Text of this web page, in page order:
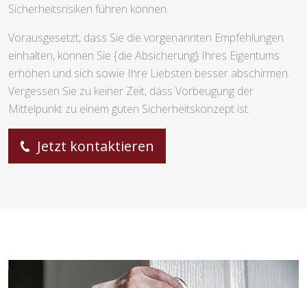
Sicherheitsrisiken führen können.
Vorausgesetzt, dass Sie die vorgenannten Empfehlungen
einhalten, können Sie {die Absicherung} Ihres Eigentums
erhöhen und sich sowie Ihre Liebsten besser abschirmen.
Vergessen Sie zu keiner Zeit, dass Vorbeugung der
Mittelpunkt zu einem guten Sicherheitskonzept ist.
Jetzt kontaktieren